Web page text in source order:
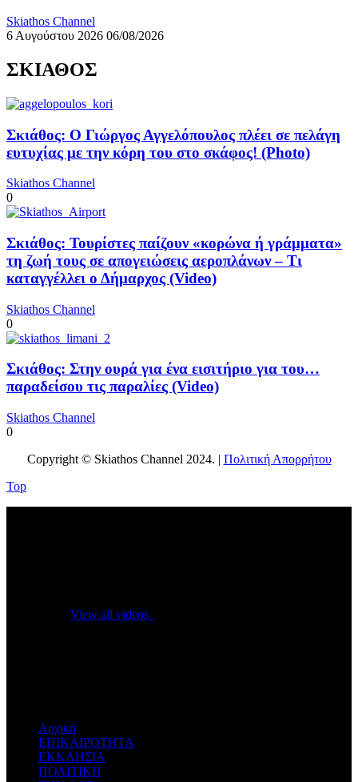
Skiathos Channel
6 Αυγούστου 2026 06/08/2026
ΣΚΙΑΘΟΣ
Σκιάθος: Ο Γιώργος Αγγελόπουλος πλέει σε πελάγη
ευτυχίας με την κόρη του στο σκάφος! (Photo)
Skiathos Channel
0
Σκιάθος: Τουρίστες παίζουν «κορώνα ή γράμματα»
τη ζωή τους σε απογειώσεις αεροπλάνων – Τι
καταγγέλλει ο Δήμαρχος (Video)
Skiathos Channel
0
Σκιάθος: Στην ουρά για ένα εισιτήριο για του…
παραδείσου τις παραλίες (Video)
Skiathos Channel
0
Copyright © Skiathos Channel 2024. | Πολιτική Απορρήτου
Top
View all videos
Αρχική
ΕΠΙΚΑΙΡΟΤΗΤΑ
ΕΚΚΛΗΣΙΑ
ΠΟΛΙΤΙΚΗ